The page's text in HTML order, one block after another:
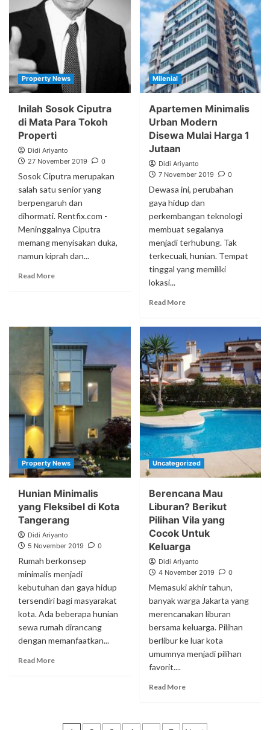
Property News
Inilah Sosok Ciputra
di Mata Para Tokoh
Properti
Didi Ariyanto
27 November 2019
0
Sosok Ciputra merupakan
salah satu senior yang
berpengaruh dan
dihormati. Rentfix.com -
Meninggalnya Ciputra
memang menyisakan duka,
namun kiprah dan...
Read More
Milenial
Apartemen Minimalis
Urban Modern
Disewa Mulai Harga 1
Jutaan
Didi Ariyanto
7 November 2019
0
Dewasa ini, perubahan
gaya hidup dan
perkembangan teknologi
membuat segalanya
menjadi terhubung. Tak
terkecuali, hunian. Tempat
tinggal yang memiliki
lokasi...
Read More
Property News
Hunian Minimalis
yang Fleksibel di Kota
Tangerang
Didi Ariyanto
5 November 2019
0
Rumah berkonsep
minimalis menjadi
kebutuhan dan gaya hidup
tersendiri bagi masyarakat
kota. Ada beberapa hunian
sewa rumah dirancang
dengan memanfaatkan...
Read More
Uncategorized
Berencana Mau
Liburan? Berikut
Pilihan Vila yang
Cocok Untuk
Keluarga
Didi Ariyanto
4 November 2019
0
Memasuki akhir tahun,
banyak warga Jakarta yang
merencanakan liburan
bersama keluarga. Pilihan
berlibur ke luar kota
umumnya menjadi pilihan
favorit....
Read More